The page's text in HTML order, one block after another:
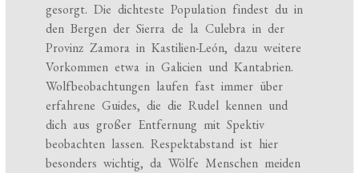
gesorgt. Die dichteste Population findest du in
den Bergen der Sierra de la Culebra in der
Provinz Zamora in Kastilien-León, dazu weitere
Vorkommen etwa in Galicien und Kantabrien.
Wolfbeobachtungen laufen fast immer über
erfahrene Guides, die die Rudel kennen und
dich aus großer Entfernung mit Spektiv
beobachten lassen. Respektabstand ist hier
besonders wichtig, da Wölfe Menschen meiden